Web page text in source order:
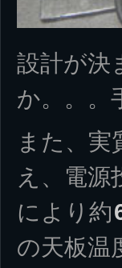
設計が決
か。。。
また、
え、電源
により約
の天板温